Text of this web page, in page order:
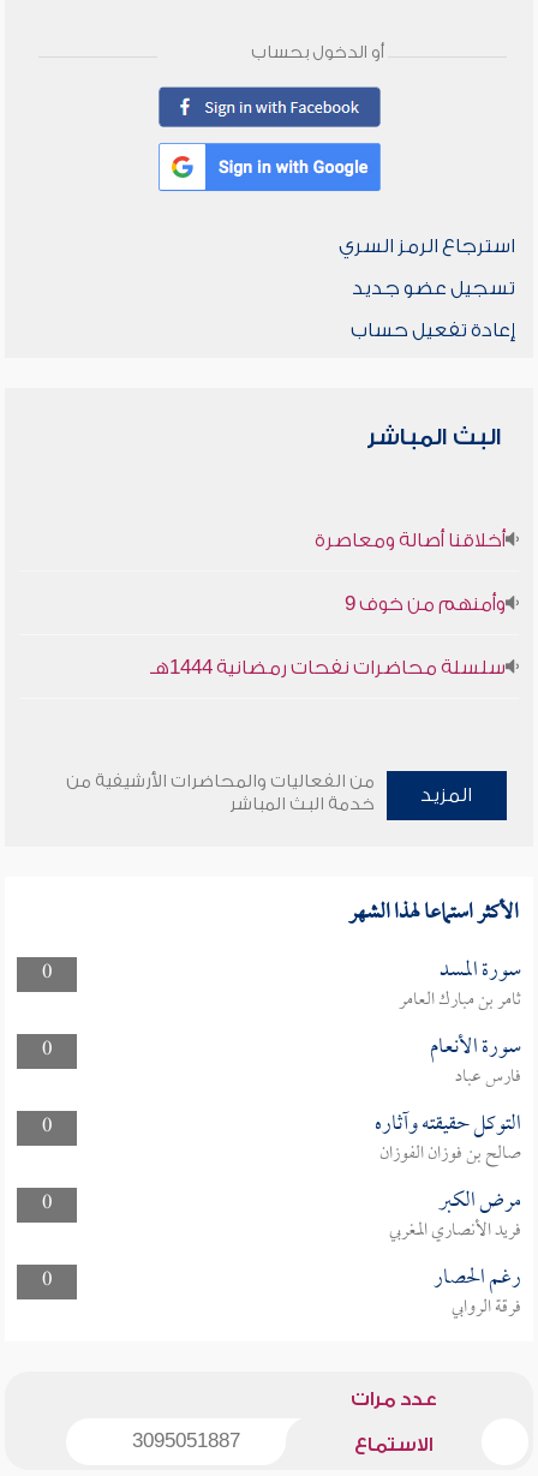
أو الدخول بحساب
استرجاع الرمز السري
تسجيل عضو جديد
إعادة تفعيل حساب
البث المباشر
أخلاقنا أصالة ومعاصرة
وأمنهم من خوف 9
سلسلة محاضرات نفحات رمضانية 1444هـ
المزيد
من الفعاليات والمحاضرات الأرشيفية من
خدمة البث المباشر
الأكثر استماعا لهذا الشهر
0 سورة المسد
ثامر بن مبارك العامر
0
سورة الأنعام
فارس عباد
0
التوكل حقيقته وآثاره
صالح بن فوزان الفوزان
0
مرض الكبر
فريد الأنصاري المغربي
0
رغم الحصار
فرقة الروابي
عدد مرات
الاستماع 3095051887